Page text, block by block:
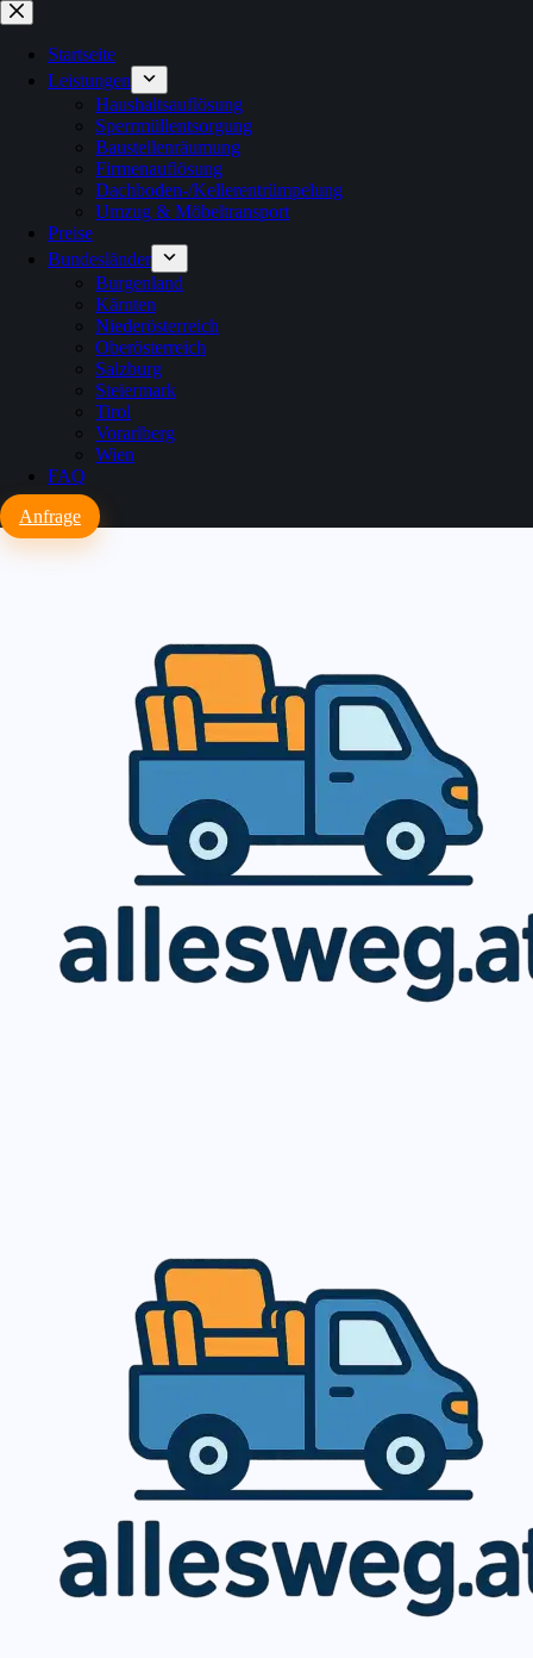
Zum
Inhalt
springenStartseite
Leistungen
Haushaltsauflösung
Sperrmüllentsorgung
Baustellenräumung
Firmenauflösung
Dachboden-/Kellerentrümpelung
Umzug & Möbeltransport
Preise
Bundesländer
Burgenland
Kärnten
Niederösterreich
Oberösterreich
Salzburg
Steiermark
Tirol
Vorarlberg
Wien
FAQ
Anfrage